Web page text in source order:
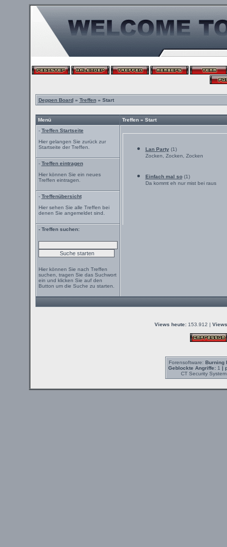
Deppen Board» Treffen» Start
Menü
Treffen » Start
- Treffen Startseite
Hier gelangen Sie zurück zur
Startseite der Treffen.
Lan Party(1)
Zocken, Zocken, Zocken
Einfach mal so(1)
Da kommt eh nur mist bei raus
- Treffen eintragen
Hier können Sie ein neues
Treffen eintragen.
- Treffenübersicht
Hier sehen Sie alle Treffen bei
denen Sie angemeldet sind.
- Treffen suchen:
Hier können Sie nach Treffen
suchen, tragen Sie das Suchwort
ein und klicken Sie auf den
Button um die Suche zu starten.
Views heute: 153.912 |
Forensoftware: Burning
Geblockte Angriffe:1 |
CT Security